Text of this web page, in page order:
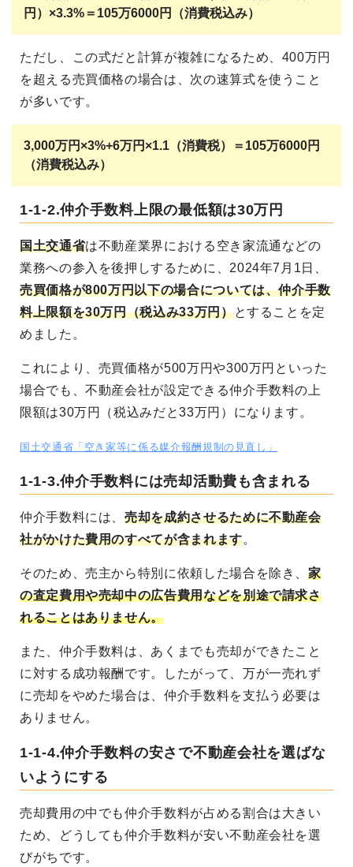
円）×3.3%＝105万6000円（消費税込み）
ただし、この式だと計算が複雑になるため、400万円
を超える売買価格の場合は、次の速算式を使うこと
が多いです。
3,000万円×3%+6万円×1.1（消費税）＝105万6000円
（消費税込み）
1-1-2.仲介手数料上限の最低額は30万円
国土交通省は不動産業界における空き家流通などの
業務への参入を後押しするために、2024年7月1日、
売買価格が800万円以下の場合については、仲介手数
料上限額を30万円（税込み33万円）とすることを定
めました。
これにより、売買価格が500万円や300万円といった
場合でも、不動産会社が設定できる仲介手数料の上
限額は30万円（税込みだと33万円）になります。
国土交通省「空き家等に係る媒介報酬規制の見直し」
1-1-3.仲介手数料には売却活動費も含まれる
仲介手数料には、売却を成約させるために不動産会
社がかけた費用のすべてが含まれます。
そのため、売主から特別に依頼した場合を除き、家
の査定費用や売却中の広告費用などを別途で請求さ
れることはありません。
また、仲介手数料は、あくまでも売却ができたこと
に対する成功報酬です。したがって、万が一売れず
に売却をやめた場合は、仲介手数料を支払う必要は
ありません。
1-1-4.仲介手数料の安さで不動産会社を選ばな
いようにする
売却費用の中でも仲介手数料が占める割合は大きい
ため、どうしても仲介手数料が安い不動産会社を選
びがちです。